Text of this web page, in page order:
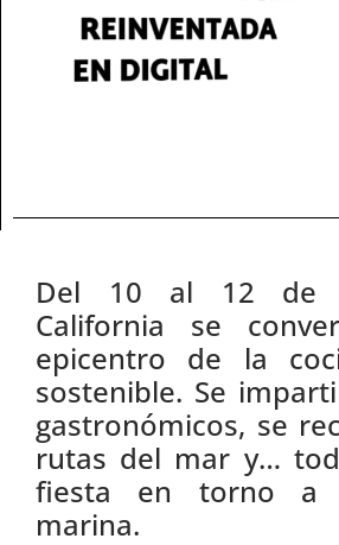
Del 10 al 12 de
California se
epicentro de la
sostenible. Se
gastronómicos, se
rutas del mar y…
fiesta en torno a
marina.